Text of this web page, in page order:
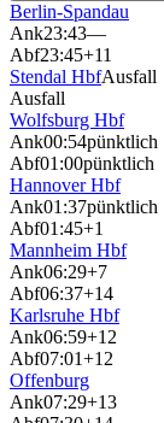
Berlin-Spandau
Ank23:43—
Abf23:45+11
Stendal HbfAusfall
Ausfall
Wolfsburg Hbf
Ank00:54pünktlich
Abf01:00pünktlich
Hannover Hbf
Ank01:37pünktlich
Abf01:45+1
Mannheim Hbf
Ank06:29+7
Abf06:37+14
Karlsruhe Hbf
Ank06:59+12
Abf07:01+12
Offenburg
Ank07:29+13